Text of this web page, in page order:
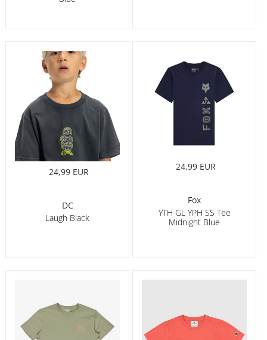
24,99 EUR
DC
Laugh Black
24,99 EUR
Fox
YTH GL YPH SS Tee
Midnight Blue